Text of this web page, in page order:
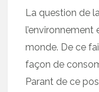
La question de
monde. De ce
façon de
Parant de ce